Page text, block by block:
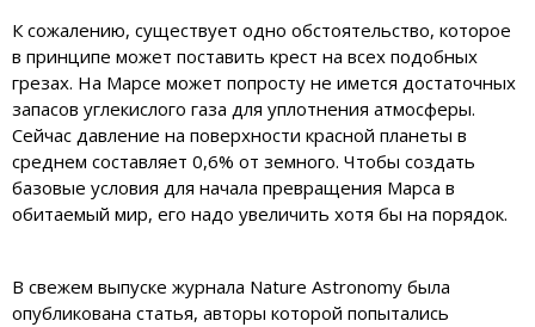
К сожалению, существует одно обстоятельство, которое
в принципе может поставить крест на всех подобных
грезах. На Марсе может попросту не имется достаточных
запасов углекислого газа для уплотнения атмосферы.
Сейчас давление на поверхности красной планеты в
среднем составляет 0,6% от земного. Чтобы создать
базовые условия для начала превращения Марса в
обитаемый мир, его надо увеличить хотя бы на порядок.
В свежем выпуске журнала Nature Astronomy была
опубликована статья, авторы которой попытались